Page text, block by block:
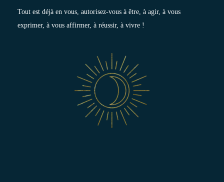
Tout est déjà en vous, autorisez-vous à être, à agir, à vous
exprimer, à vous affirmer, à réussir, à vivre !